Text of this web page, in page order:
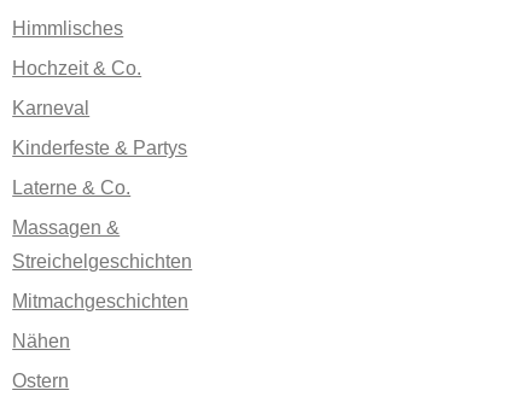
Himmlisches
Hochzeit & Co.
Karneval
Kinderfeste & Partys
Laterne & Co.
Massagen &
Streichelgeschichten
Mitmachgeschichten
Nähen
Ostern